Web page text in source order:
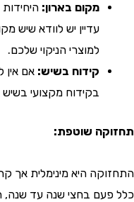
מקום בארון:היחידות
עדיין יש לוודא שיש
למוצרי הניקוי שלכם.
קידוח בשיש:אם אין לכם
בקידוח מקצועי בשיש או
שוטפת:
היא מינימלית אך
בחצי שנה עד שנה, תלוי